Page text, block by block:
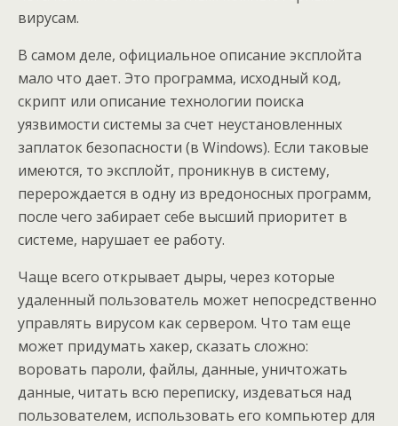
вирусам.
В самом деле, официальное описание эксплойта
мало что дает. Это программа, исходный код,
скрипт или описание технологии поиска
уязвимости системы за счет неустановленных
заплаток безопасности (в Windows). Если таковые
имеются, то эксплойт, проникнув в систему,
перерождается в одну из вредоносных программ,
после чего забирает себе высший приоритет в
системе, нарушает ее работу.
Чаще всего открывает дыры, через которые
удаленный пользователь может непосредственно
управлять вирусом как сервером. Что там еще
может придумать хакер, сказать сложно:
воровать пароли, файлы, данные, уничтожать
данные, читать всю переписку, издеваться над
пользователем, использовать его компьютер для